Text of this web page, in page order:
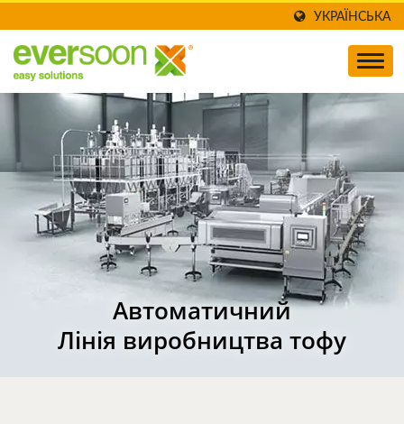
УКРАЇНСЬКА
Автоматичний
Лінія виробництва тофу